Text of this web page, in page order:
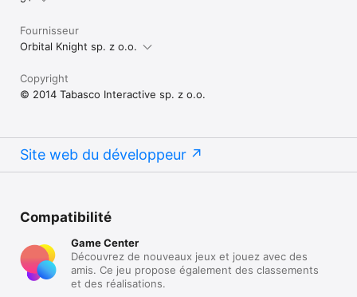
Fournisseur
Orbital Knight sp. z o.o.
Copyright
© 2014 Tabasco Interactive sp. z o.o.
Site web du développeur
Compatibilité
Game Center
Découvrez de nouveaux jeux et jouez avec des
amis. Ce jeu propose également des classements
et des réalisations.